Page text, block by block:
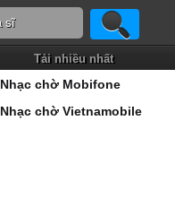
Tải nhiều nhất
Nhạc chờ Mobifone
Nhạc chờ Vietnamobile